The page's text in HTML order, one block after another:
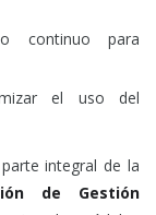
continuo para
el uso del
integral de la
de Gestión